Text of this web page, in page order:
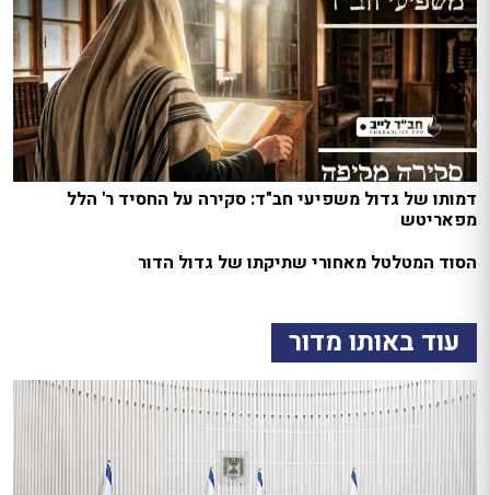
דמותו של גדול משפיעי חב"ד: סקירה על החסיד ר' הלל
מפאריטש
הסוד המטלטל מאחורי שתיקתו של גדול הדור
עוד באותו מדור